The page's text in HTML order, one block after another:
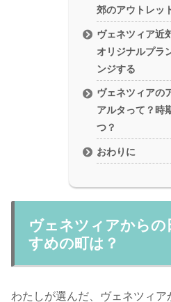
郊のアウトレッ
ヴェネツィア近
オリジナルプラ
ンジする
ヴェネツィアの
アルタって？時
つ？
おわりに
ヴェネツィアからの
すめの町は？
わたしが選んだ、ヴェネツィ